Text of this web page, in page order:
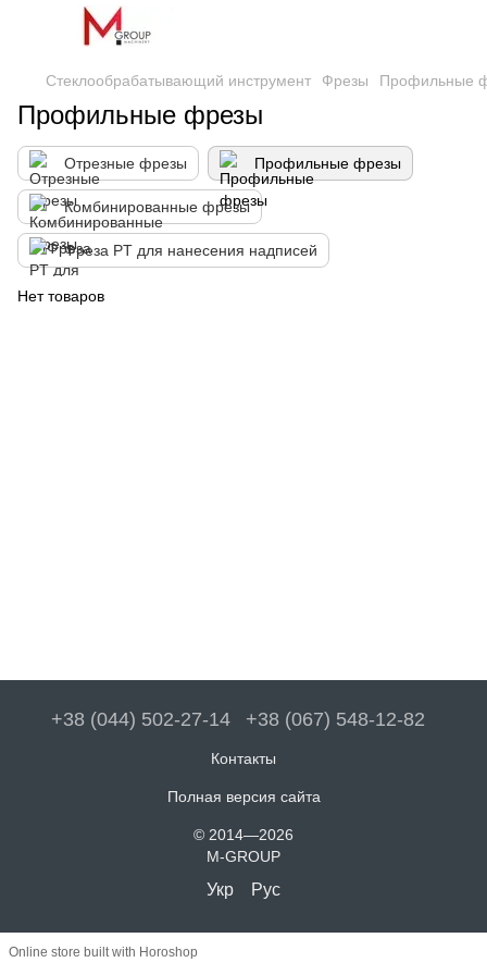
Стеклообрабатывающий инструмент Фрезы Профильные
Профильные фрезы
Отрезные фрезы Профильные фрезы
Комбинированные фрезы
Фреза PT для нанесения надписей
Нет товаров
+38 (044) 502-27-14 +38 (067) 548-12-82
Контакты
Полная версия сайта
© 2014—2026
M-GROUP
Укр Рус
Online store built with Horoshop